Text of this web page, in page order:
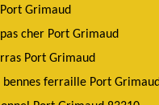
Grimaud
cher Port Grimaud
Port Grimaud
bennes ferraille Port